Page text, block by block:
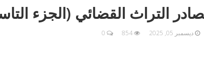
التراث القضائي (الجزء
ديسمبر 05, 2025 0